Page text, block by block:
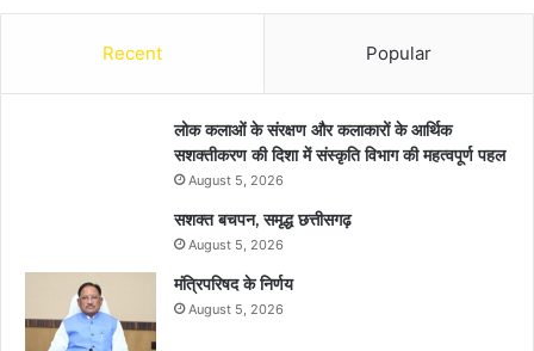
Recent Popular
लोक कलाओं के संरक्षण और कलाकारों के आर्थिक
सशक्तीकरण की दिशा में संस्कृति विभाग की महत्वपूर्ण पहल
August 5, 2026
सशक्त बचपन, समृद्ध छत्तीसगढ़
August 5, 2026
मंत्रिपरिषद के निर्णय
August 5, 2026